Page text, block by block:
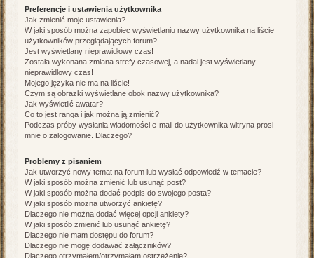
Preferencje i ustawienia użytkownika
Jak zmienić moje ustawienia?
W jaki sposób można zapobiec wyświetlaniu nazwy użytkownika na liście
użytkowników przeglądających forum?
Jest wyświetlany nieprawidłowy czas!
Została wykonana zmiana strefy czasowej, a nadal jest wyświetlany
nieprawidłowy czas!
Mojego języka nie ma na liście!
Czym są obrazki wyświetlane obok nazwy użytkownika?
Jak wyświetlić awatar?
Co to jest ranga i jak można ją zmienić?
Podczas próby wysłania wiadomości e-mail do użytkownika witryna prosi
mnie o zalogowanie. Dlaczego?
Problemy z pisaniem
Jak utworzyć nowy temat na forum lub wysłać odpowiedź w temacie?
W jaki sposób można zmienić lub usunąć post?
W jaki sposób można dodać podpis do swojego posta?
W jaki sposób można utworzyć ankietę?
Dlaczego nie można dodać więcej opcji ankiety?
W jaki sposób zmienić lub usunąć ankietę?
Dlaczego nie mam dostępu do forum?
Dlaczego nie mogę dodawać załączników?
Dlaczego otrzymałem/otrzymałam ostrzeżenie?